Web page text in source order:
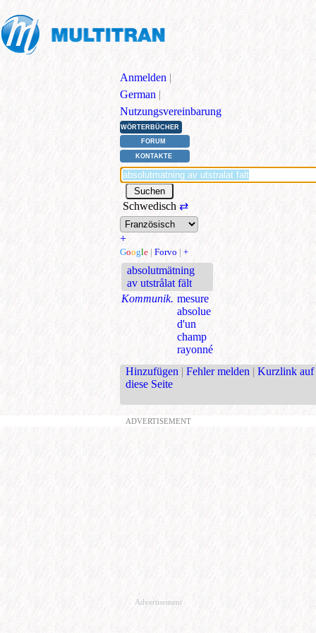
Anmelden |
German |
Nutzungsvereinbarung
WÖRTERBÜCHER
FORUM
KONTAKTE
Schwedisch ⇄
+
Google | Forvo | +
absolutmätning
av utstrålat fält
Kommunik. mesure
absolue
d'un
champ
rayonné
Hinzufügen | Fehler melden | Kurzlink auf
diese Seite
ADVERTISEMENT
Advertisement